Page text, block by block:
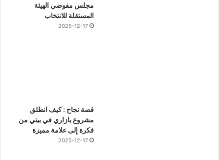
مجلس مفوضي الهيئة
المستقلة للانتخاب
2025-12-17
قصة نجاح : كيف انطلق
مشروع بازاري في بيتي من
فكرة إلى علامة مميزة
2025-12-17